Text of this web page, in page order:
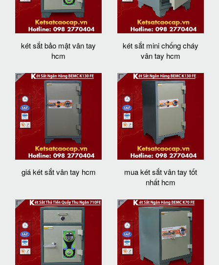
két sắt bảo mật vân tay
hcm
két sắt mini chống cháy
vân tay hcm
giá két sắt vân tay hcm
mua két sắt vân tay tốt
nhất hcm